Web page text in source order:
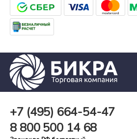
+7 (495) 664-54-47
8 800500 14 68